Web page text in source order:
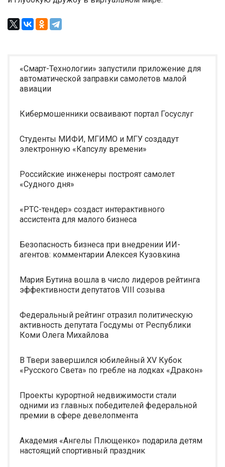
«Смарт-Технологии» запустили приложение для
автоматической заправки самолетов малой
авиации
Кибермошенники осваивают портал Госуслуг
Студенты МИФИ, МГИМО и МГУ создадут
электронную «Капсулу времени»
Российские инженеры построят самолет
«Судного дня»
«РТС-тендер» создаст интерактивного
ассистента для малого бизнеса
Безопасность бизнеса при внедрении ИИ-
агентов: комментарии Алексея Кузовкина
Мария Бутина вошла в число лидеров рейтинга
эффективности депутатов VIII созыва
Федеральный рейтинг отразил политическую
активность депутата Госдумы от Республики
Коми Олега Михайлова
В Твери завершился юбилейный XV Кубок
«Русского Света» по гребле на лодках «Дракон»
Проекты курортной недвижимости стали
одними из главных победителей федеральной
премии в сфере девелопмента
Академия «Ангелы Плющенко» подарила детям
настоящий спортивный праздник